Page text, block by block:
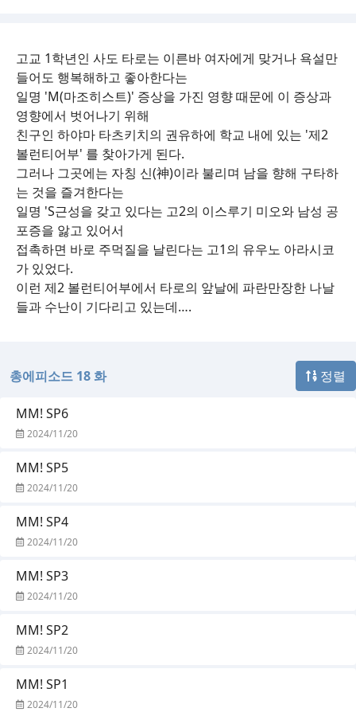
고교 1학년인 사도 타로는 이른바 여자에게 맞거나 욕설만
들어도 행복해하고 좋아한다는
일명 'M(마조히스트)' 증상을 가진 영향 때문에 이 증상과
영향에서 벗어나기 위해
친구인 하야마 타츠키치의 권유하에 학교 내에 있는 '제2
볼런티어부' 를 찾아가게 된다.
그러나 그곳에는 자칭 신(神)이라 불리며 남을 향해 구타하
는 것을 즐겨한다는
일명 'S근성을 갖고 있다는 고2의 이스루기 미오와 남성 공
포증을 앓고 있어서
접촉하면 바로 주먹질을 날린다는 고1의 유우노 아라시코
가 있었다.
이런 제2 볼런티어부에서 타로의 앞날에 파란만장한 나날
들과 수난이 기다리고 있는데….
총에피소드 18 화 정렬
MM! SP6
2024/11/20
MM! SP5
2024/11/20
MM! SP4
2024/11/20
MM! SP3
2024/11/20
MM! SP2
2024/11/20
MM! SP1
2024/11/20